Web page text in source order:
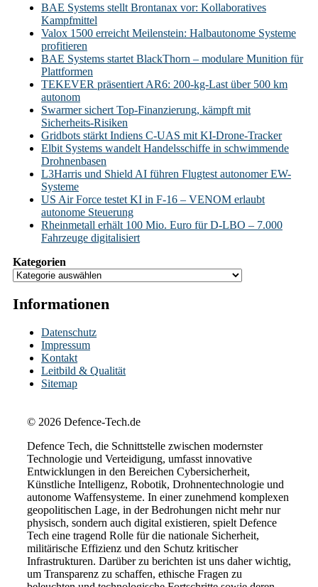
BAE Systems stellt Brontanax vor: Kollaboratives
Kampfmittel
Valox 1500 erreicht Meilenstein: Halbautonome Systeme
profitieren
BAE Systems startet BlackThorn – modulare Munition für
Plattformen
TEKEVER präsentiert AR6: 200-kg-Last über 500 km
autonom
Swarmer sichert Top-Finanzierung, kämpft mit
Sicherheits-Risiken
Gridbots stärkt Indiens C-UAS mit KI-Drone-Tracker
Elbit Systems wandelt Handelsschiffe in schwimmende
Drohnenbasen
L3Harris und Shield AI führen Flugtest autonomer EW-
Systeme
US Air Force testet KI in F-16 – VENOM erlaubt
autonome Steuerung
Rheinmetall erhält 100 Mio. Euro für D-LBO – 7.000
Fahrzeuge digitalisiert
Kategorien
Informationen
Datenschutz
Impressum
Kontakt
Leitbild & Qualität
Sitemap
© 2026 Defence-Tech.de
Defence Tech, die Schnittstelle zwischen modernster
Technologie und Verteidigung, umfasst innovative
Entwicklungen in den Bereichen Cybersicherheit,
Künstliche Intelligenz, Robotik, Drohnentechnologie und
autonome Waffensysteme. In einer zunehmend komplexen
geopolitischen Lage, in der Bedrohungen nicht mehr nur
physisch, sondern auch digital existieren, spielt Defence
Tech eine tragend Rolle für die nationale Sicherheit,
militärische Effizienz und den Schutz kritischer
Infrastrukturen. Darüber zu berichten ist uns daher wichtig,
um Transparenz zu schaffen, ethische Fragen zu